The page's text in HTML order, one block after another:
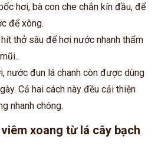
hơi, bà con che chắn kín đầu, để
để xông.
thở sâu để hơi nước nhanh thẩm
nước đun lá chanh còn được dùng
Cả hai cách này đều cải thiện
nhanh chóng.
xoang từ lá cây bạch